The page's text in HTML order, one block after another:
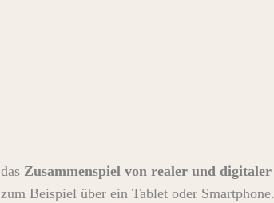
Zusammenspiel von realer und
Beispiel über ein Tablet oder Smartphone.